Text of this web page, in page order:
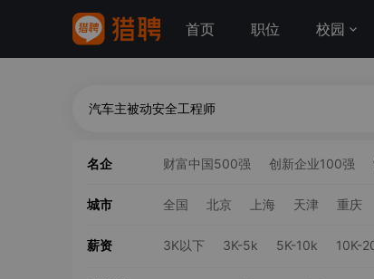
首页 职位 校园
名企 财富中国500强 创新企业100强
城市 全国 北京 上海 天津 重庆
薪资 3K以下 3K-5k 5K-10k 10K-